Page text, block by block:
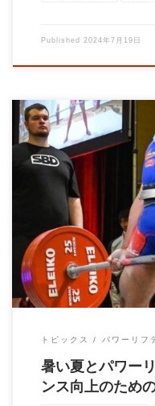
Published 2024年7月19日
ウエートトレーニングコ
るパワーリフティングト
トピックス パワーリフ
暑い夏とパワー
ンス向上のため